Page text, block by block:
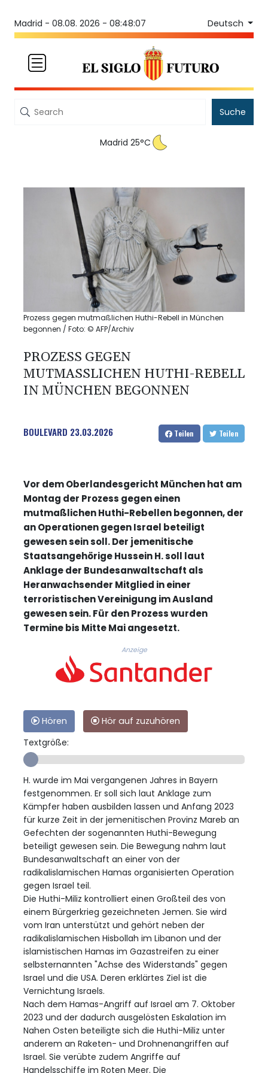
Madrid - 08.08. 2026 - 08:48:07 Deutsch
Suche
Madrid 25°C
Prozess gegen mutmaßlichen Huthi-Rebell in München
begonnen / Foto: © AFP/Archiv
PROZESS GEGEN
MUTMASSLICHEN HUTHI-REBELL I
N MÜNCHEN BEGONNEN
BOULEVARD 23.03.2026 Teilen Teilen
Vor dem Oberlandesgericht München hat am
Montag der Prozess gegen einen
mutmaßlichen Huthi-Rebellen begonnen, der
an Operationen gegen Israel beteiligt
gewesen sein soll. Der jemenitische
Staatsangehörige Hussein H. soll laut
Anklage der Bundesanwaltschaft als
Heranwachsender Mitglied in einer
terroristischen Vereinigung im Ausland
gewesen sein. Für den Prozess wurden
Termine bis Mitte Mai angesetzt.
Anzeige
Hören
Hör auf zuzuhören
Textgröße:
H. wurde im Mai vergangenen Jahres in Bayern
festgenommen. Er soll sich laut Anklage zum
Kämpfer haben ausbilden lassen und Anfang 2023
für kurze Zeit in der jemenitischen Provinz Mareb an
Gefechten der sogenannten Huthi-Bewegung
beteiligt gewesen sein. Die Bewegung nahm laut
Bundesanwaltschaft an einer von der
radikalislamischen Hamas organisierten Operation
gegen Israel teil.
Die Huthi-Miliz kontrolliert einen Großteil des von
einem Bürgerkrieg gezeichneten Jemen. Sie wird
vom Iran unterstützt und gehört neben der
radikalislamischen Hisbollah im Libanon und der
islamistischen Hamas im Gazastreifen zu einer
selbsternannten "Achse des Widerstands" gegen
Israel und die USA. Deren erklärtes Ziel ist die
Vernichtung Israels.
Nach dem Hamas-Angriff auf Israel am 7. Oktober
2023 und der dadurch ausgelösten Eskalation im
Nahen Osten beteiligte sich die Huthi-Miliz unter
anderem an Raketen- und Drohnenangriffen auf
Israel. Sie verübte zudem Angriffe auf
Handelsschiffe im Roten Meer. Die